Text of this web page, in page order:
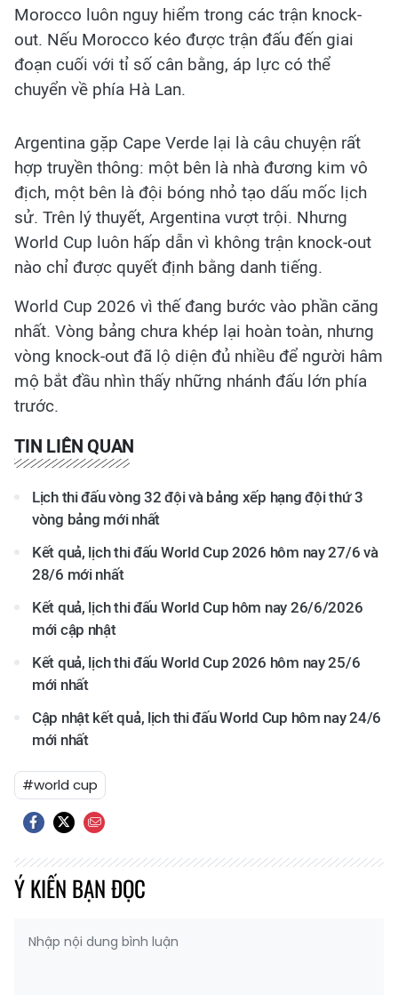
Morocco luôn nguy hiểm trong các trận knock-
out. Nếu Morocco kéo được trận đấu đến giai
đoạn cuối với tỉ số cân bằng, áp lực có thể
chuyển về phía Hà Lan.
Argentina gặp Cape Verde lại là câu chuyện rất
hợp truyền thông: một bên là nhà đương kim vô
địch, một bên là đội bóng nhỏ tạo dấu mốc lịch
sử. Trên lý thuyết, Argentina vượt trội. Nhưng
World Cup luôn hấp dẫn vì không trận knock-out
nào chỉ được quyết định bằng danh tiếng.
World Cup 2026 vì thế đang bước vào phần căng
nhất. Vòng bảng chưa khép lại hoàn toàn, nhưng
vòng knock-out đã lộ diện đủ nhiều để người hâm
mộ bắt đầu nhìn thấy những nhánh đấu lớn phía
trước.
TIN LIÊN QUAN
Lịch thi đấu vòng 32 đội và bảng xếp hạng đội thứ 3
vòng bảng mới nhất
Kết quả, lịch thi đấu World Cup 2026 hôm nay 27/6 và
28/6 mới nhất
Kết quả, lịch thi đấu World Cup hôm nay 26/6/2026
mới cập nhật
Kết quả, lịch thi đấu World Cup 2026 hôm nay 25/6
mới nhất
Cập nhật kết quả, lịch thi đấu World Cup hôm nay 24/6
mới nhất
#world cup
Ý KIẾN BẠN ĐỌC